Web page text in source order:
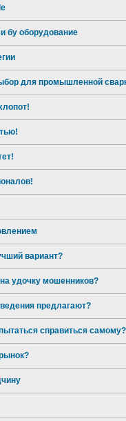
бу оборудование
для промышленной
вариант?
удочку мошенников?
предлагают?
справиться самому?